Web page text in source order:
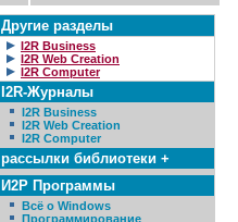
Другие разделы
I2R Business
I2R Web Creation
I2R Computer
I2R-Журналы
I2R Business
I2R Web Creation
I2R Computer
рассылки библиотеки +
И2Р Программы
Всё о Windows
Программирование